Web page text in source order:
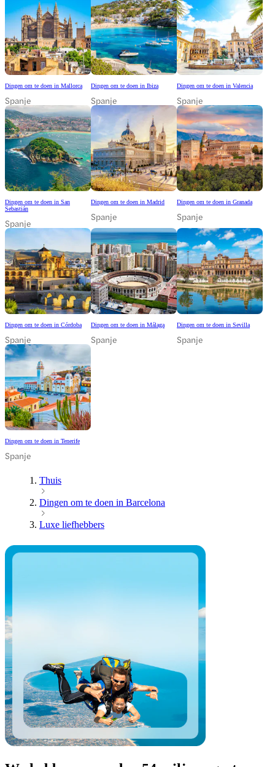
Dingen om te doen in Mallorca
Spanje
Dingen om te doen in Ibiza
Spanje
Dingen om te doen in Valencia
Spanje
Dingen om te doen in San
Sebastián
Spanje
Dingen om te doen in Madrid
Spanje
Dingen om te doen in Granada
Spanje
Dingen om te doen in Córdoba
Spanje
Dingen om te doen in Málaga
Spanje
Dingen om te doen in Sevilla
Spanje
Dingen om te doen in Tenerife
Spanje
Thuis
Dingen om te doen in Barcelona
Luxe liefhebbers